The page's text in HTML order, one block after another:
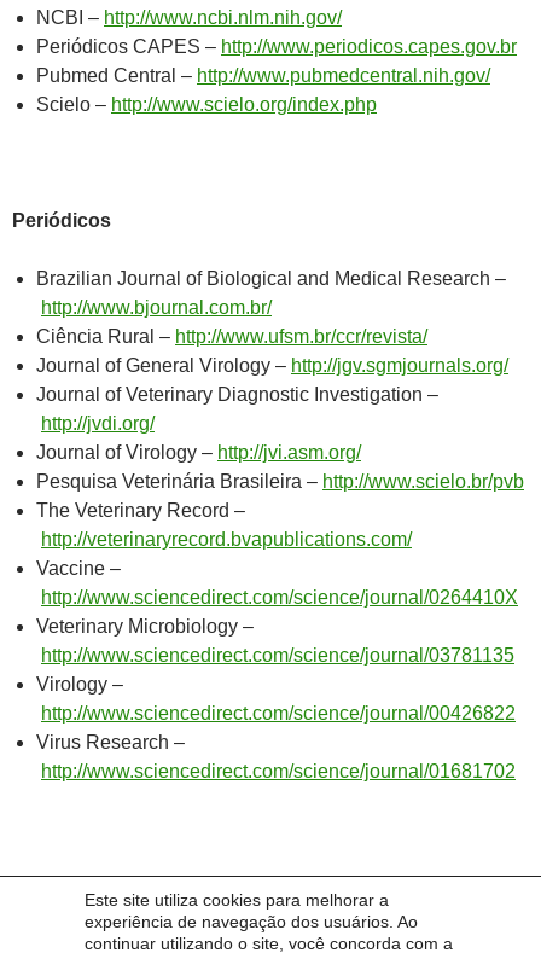
Este site utiliza cookies para melhorar a
experiência de navegação dos usuários. Ao
continuar utilizando o site, você concorda com a
NCBI – http://www.ncbi.nlm.nih.gov/
Periódicos CAPES – http://www.periodicos.capes.gov.br
Pubmed Central – http://www.pubmedcentral.nih.gov/
Scielo – http://www.scielo.org/index.php
Periódicos
Brazilian Journal of Biological and Medical Research –
http://www.bjournal.com.br/
Ciência Rural – http://www.ufsm.br/ccr/revista/
Journal of General Virology – http://jgv.sgmjournals.org/
Journal of Veterinary Diagnostic Investigation –
http://jvdi.org/
Journal of Virology – http://jvi.asm.org/
Pesquisa Veterinária Brasileira – http://www.scielo.br/pvb
The Veterinary Record –
http://veterinaryrecord.bvapublications.com/
Vaccine –
http://www.sciencedirect.com/science/journal/0264410X
Veterinary Microbiology –
http://www.sciencedirect.com/science/journal/03781135
Virology –
http://www.sciencedirect.com/science/journal/00426822
Virus Research –
http://www.sciencedirect.com/science/journal/01681702
Protocols-online –http://www.protocol-online.org/